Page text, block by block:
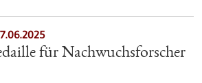
für Nachwuchsforscher